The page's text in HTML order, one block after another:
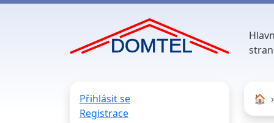
Přihlásit se
Registrace
🏠︎